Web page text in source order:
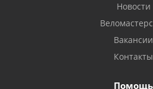
Новости
Вакансии
Контакты
Помощь